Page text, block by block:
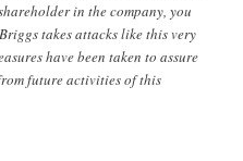
in the company, you
takes attacks like this very
have been taken to assure
future activities of this